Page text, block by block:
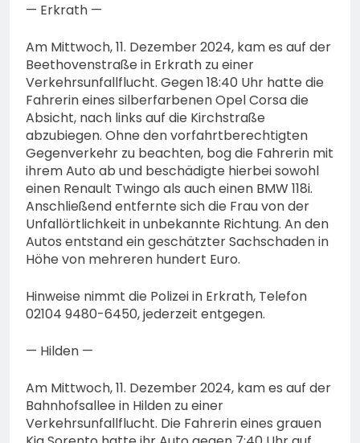
— Erkrath —
Am Mittwoch, 11. Dezember 2024, kam es auf der
Beethovenstraße in Erkrath zu einer
Verkehrsunfallflucht. Gegen 18:40 Uhr hatte die
Fahrerin eines silberfarbenen Opel Corsa die
Absicht, nach links auf die Kirchstraße
abzubiegen. Ohne den vorfahrtberechtigten
Gegenverkehr zu beachten, bog die Fahrerin mit
ihrem Auto ab und beschädigte hierbei sowohl
einen Renault Twingo als auch einen BMW 118i.
Anschließend entfernte sich die Frau von der
Unfallörtlichkeit in unbekannte Richtung. An den
Autos entstand ein geschätzter Sachschaden in
Höhe von mehreren hundert Euro.
Hinweise nimmt die Polizei in Erkrath, Telefon
02104 9480-6450, jederzeit entgegen.
— Hilden —
Am Mittwoch, 11. Dezember 2024, kam es auf der
Bahnhofsallee in Hilden zu einer
Verkehrsunfallflucht. Die Fahrerin eines grauen